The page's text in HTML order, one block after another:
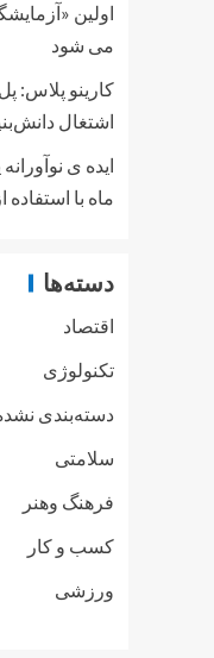
اولین
می شود
کارینو پلاس:
اشتغال
ایده ی
ماه با استفاده
دسته‌ها
اقتصاد
تکنولوژی
دسته‌بندی
سلامتی
فرهنگ وهنر
کسب و کار
ورزشی